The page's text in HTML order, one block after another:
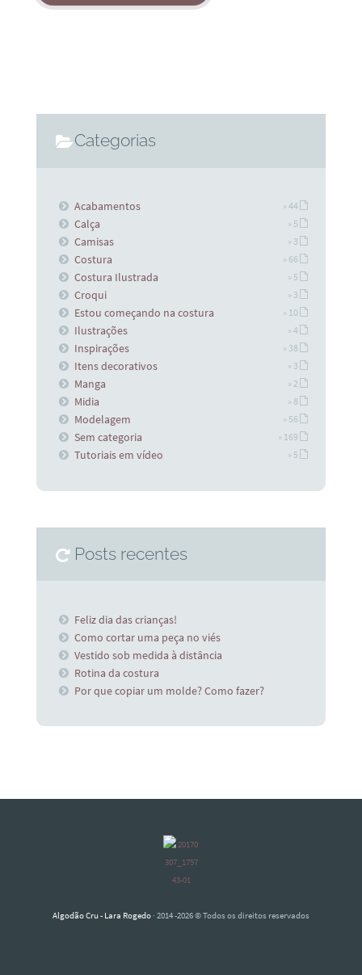
Categorias
Acabamentos » 44
Calça » 5
Camisas » 3
Costura » 66
Costura Ilustrada » 5
Croqui » 3
Estou começando na costura » 10
Ilustrações » 4
Inspirações » 38
Itens decorativos » 3
Manga » 2
Midia » 8
Modelagem » 56
Sem categoria » 169
Tutoriais em vídeo » 5
Posts recentes
Feliz dia das crianças!
Como cortar uma peça no viés
Vestido sob medida à distância
Rotina da costura
Por que copiar um molde? Como fazer?
Algodão Cru - Lara Rogedo · 2014 -2026 © Todos os direitos reservados